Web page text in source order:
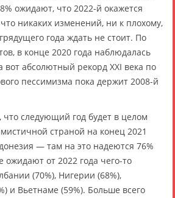
ожидают, что 2022-й окажется
никаких изменений, ни к плохому,
года ждать не стоит. По
в конце 2020 года наблюдалась
вот абсолютный рекорд XXI века по
пессимизма пока держит 2008-й
следующий год будет в целом
страной на конец 2021
— там на это надеются 76%
ожидают от 2022 года чего-то
(70%), Нигерии (68%),
и Вьетнаме (59%). Больше всего